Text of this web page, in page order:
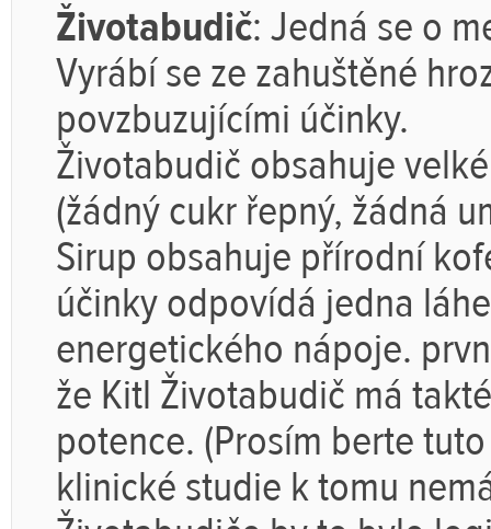
Životabudič: Jedná se o
Vyrábí se ze zahuštěné
povzbuzujícími účinky.
Životabudič obsahuje
(žádný cukr řepný, žádná
Sirup obsahuje přírodní
účinky odpovídá jedna
energetického nápoje.
že Kitl Životabudič má
potence. (Prosím berte
klinické studie k tomu